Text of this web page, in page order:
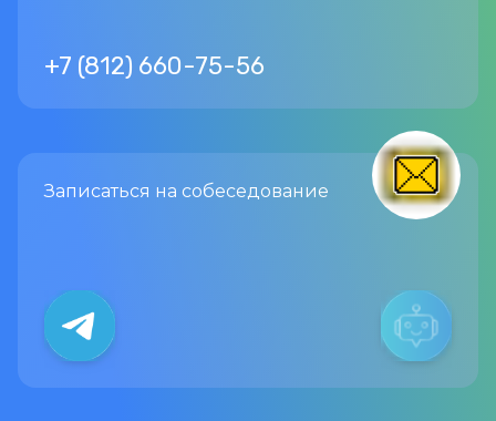
+7 (812) 660-75-56
Записаться на собеседование